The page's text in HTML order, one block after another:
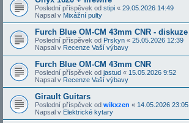
Poslední příspěvek od stipi « 29.05.2026 14:49
Napsal v Mixážní pulty
Furch Blue OM-CM 43mm CNR - diskuze
Poslední příspěvek od Prskyn « 25.05.2026 12:39
Napsal v Recenze Vaší výbavy
Furch Blue OM-CM 43mm CNR
Poslední příspěvek od jastud « 15.05.2026 9:52
Napsal v Recenze Vaší výbavy
Girault Guitars
Poslední příspěvek od wikxzen « 14.05.2026 23:05
Napsal v Elektrické kytary